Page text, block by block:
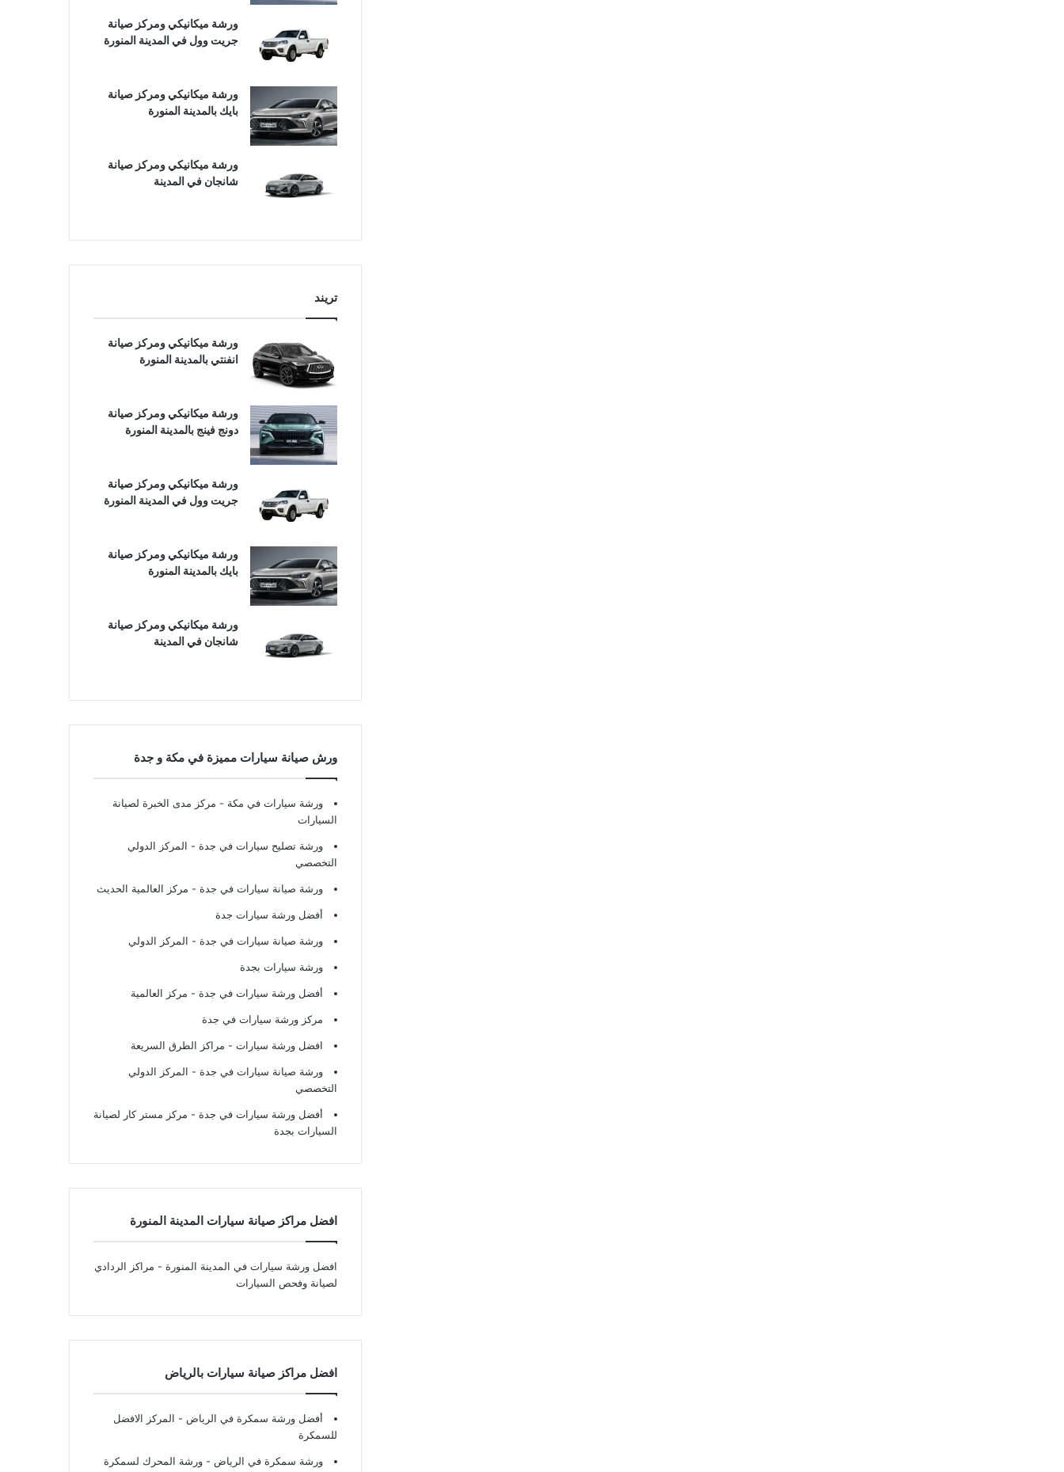
ورشة ميكانيكي ومركز صيانة
جريت وول في المدينة المنورة
ورشة ميكانيكي ومركز صيانة
بايك بالمدينة المنورة
ورشة ميكانيكي ومركز صيانة
شانجان في المدينة
تريند
ورشة ميكانيكي ومركز صيانة
انفنتي بالمدينة المنورة
ورشة ميكانيكي ومركز صيانة
دونج فينج بالمدينة المنورة
ورشة ميكانيكي ومركز صيانة
جريت وول في المدينة المنورة
ورشة ميكانيكي ومركز صيانة
بايك بالمدينة المنورة
ورشة ميكانيكي ومركز صيانة
شانجان في المدينة
ورش صيانة سيارات مميزة في مكة و جدة
ورشة سيارات في مكة - مركز مدى الخبرة لصيانة
السيارات
ورشة تصليح سيارات في جدة - المركز الدولي
التخصصي
ورشة صيانة سيارات في جدة - مركز العالمية الحديث
أفضل ورشة سيارات جدة
ورشة صيانة سيارات في جدة - المركز الدولي
ورشة سيارات بجدة
أفضل ورشة سيارات في جدة - مركز العالمية
مركز ورشة سيارات في جدة
افضل ورشة سيارات - مراكز الطرق السريعة
ورشة صيانة سيارات في جدة - المركز الدولي
التخصصي
أفضل ورشة سيارات في جدة - مركز مستر كار لصيانة
السيارات بجدة
افضل مراكز صيانة سيارات المدينة المنورة
افضل ورشة سيارات في المدينة المنورة - مراكز الردادي
لصيانة وفحص السيارات
افضل مراكز صيانة سيارات بالرياض
أفضل ورشة سمكرة في الرياض - المركز الافضل
للسمكرة
ورشة سمكرة في الرياض - ورشة المحرك لسمكرة